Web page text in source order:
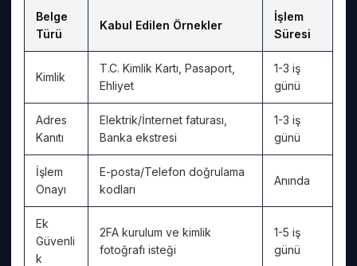
Belge
Türü
Kabul Edilen Örnekler
İşlem
Süresi
Kimlik
T.C. Kimlik Kartı, Pasaport,
Ehliyet
1-3 iş
günü
Adres
Kanıtı
Elektrik/İnternet faturası,
Banka ekstresi
1-3 iş
günü
İşlem
Onayı
E-posta/Telefon doğrulama
kodları
Anında
Ek
Güvenli
k
2FA kurulum ve kimlik
fotoğrafı isteği
1-5 iş
günü